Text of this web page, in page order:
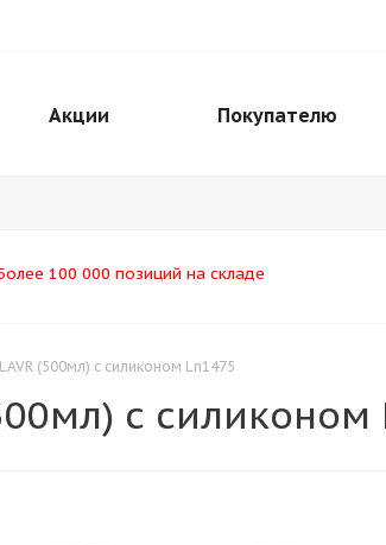
Акции Покупателю
100 000 позиций на складе
(500мл) с силиконом Ln1475
с силиконом